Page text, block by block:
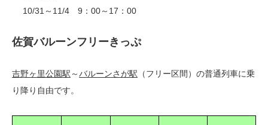
10/31～11/4 9：00～17：00
佐賀バルーンフリーきっぷ
吉野ヶ里公園駅 ～バルーンさが駅 （フリー区間）の普通列車に乗
り降り自由です。